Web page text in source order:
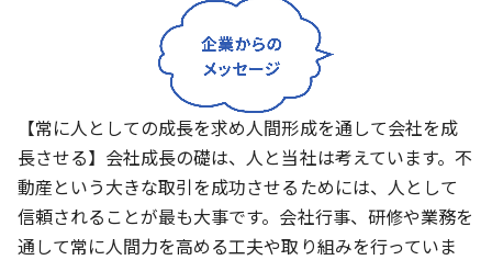
【常に人としての成長を求め人間形成を通して会社を成
長させる】会社成長の礎は、人と当社は考えています。不
動産という大きな取引を成功させるためには、人として
信頼されることが最も大事です。会社行事、研修や業務を
通して常に人間力を高める工夫や取り組みを行っていま